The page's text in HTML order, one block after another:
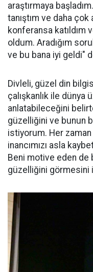
araştırmaya
tanıştım ve daha çok
konferansa katıldım
oldum. Aradığım
ve bu bana iyi geldi"
Divleli, güzel din
çalışkanlık ile dünya
anlatabileceğini
güzelliğini ve bunun
istiyorum. Her
inancımızı asla
Beni motive eden de
güzelliğini görmesini